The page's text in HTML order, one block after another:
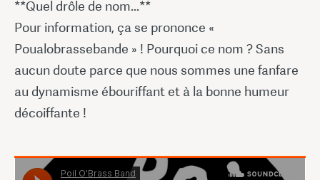
**Quel drôle de nom...**
Pour information, ça se prononce «
Poualobrassebande » ! Pourquoi ce nom ? Sans
aucun doute parce que nous sommes une fanfare
au dynamisme ébouriffant et à la bonne humeur
décoiffante !